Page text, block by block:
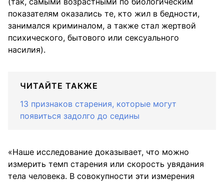
показателям оказались те, кто жил в бедности,
занимался криминалом, а также стал жертвой
психического, бытового или сексуального
насилия).
ЧИТАЙТЕ ТАКЖЕ
13 признаков старения, которые могут
появиться задолго до седины
«Наше исследование доказывает, что можно
измерить темп старения или скорость увядания
тела человека. В совокупности эти измерения